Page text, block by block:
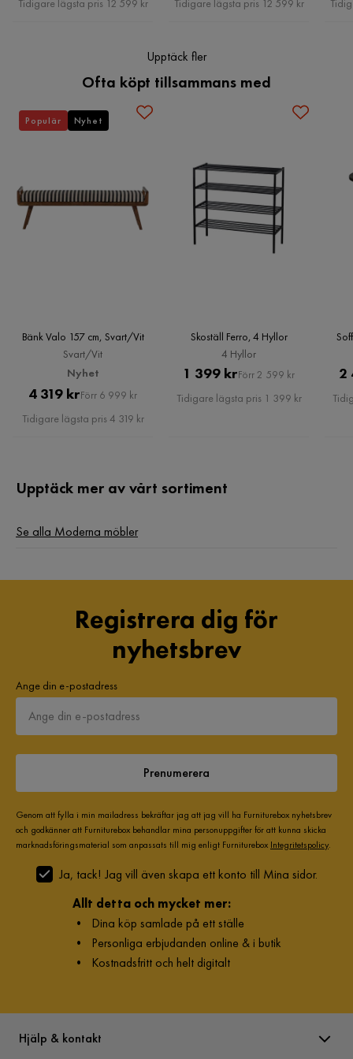
Form
Blågrön
Garanti
Bäddriktning Längsbäddad
Armstöd
Tidigare lägsta pris 12 599 kr Tidigare lägsta pris 12 599 kr
Upptäck fler
Ofta köpt tillsammans med
Bänk Valo 157 cm, Svart/Vit
Svart/Vit
Nyhet
Pris
4 319 krOriginal
Pris
Förr 6 999 kr
Tidigare lägsta pris 4 319 kr
Populär Nyhet
Skoställ Ferro, 4 Hyllor
4 Hyllor
Pris
1 399 krOriginal
Pris
Förr 2 599 kr
Tidigare lägsta pris 1 399 kr
2
Upptäck mer av vårt sortiment
Se alla Moderna möbler
Registrera dig för
nyhetsbrev
Ange din e-postadress
Prenumerera
Genom att fylla i min mailadress bekräftar jag att jag vill ha Furniturebox nyhetsbrev
och godkänner att Furniturebox behandlar mina personuppgifter för att kunna skicka
marknadsföringsmaterial som anpassats till mig enligt Furniturebox Integritetspolicy.
Ja, tack! Jag vill även skapa ett konto till Mina sidor.
Allt detta och mycket mer:
• Dina köp samlade på ett ställe
• Personliga erbjudanden online & i butik
• Kostnadsfritt och helt digitalt
Hjälp & kontakt